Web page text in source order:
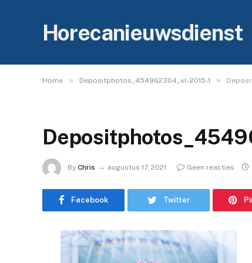
Horecanieuwsdienst
Home » Depositphotos_454962304_xl-2015-1 »
By Chris augustus 17, 2021 Geen reacties
Facebook Twitter